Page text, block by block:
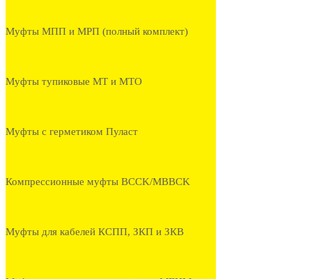
Муфты МПП и МРП (полный комплект)
Муфты тупиковые МТ и МТО
Муфты с герметиком Пуласт
Компрессионные муфты BCCK/MBBCK
Муфты для кабелей КСПП, ЗКП и ЗКВ